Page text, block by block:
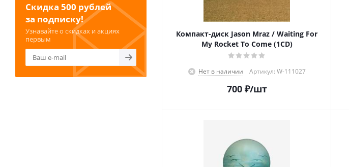
Компакт-диск Jason Mraz / Waiting For
My Rocket To Come (1CD)
Нет в наличии Артикул: W-111027
700₽/шт
Скидка 500 рублей
за подписку!
Узнавайте о скидках и акциях
первым